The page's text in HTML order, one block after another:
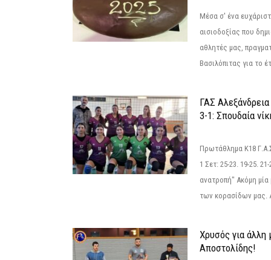
Μέσα σ' ένα
αισιοδοξίας που
αθλητές μας,
Βασιλόπιτας για το
ΓΑΣ
3-1: Σπουδαία
Πρωτάθλημα Κ18
1 Σετ: 25-23. 19-25.
ανατροπή" Ακόμη μία
των κορασίδων μας.
Χρυσός για άλλη
Αποστολίδης!